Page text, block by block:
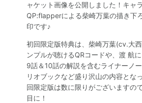
SPECIAL
ャケット画像を公開しました！キャ
QP:flapperによる柴崎万葉の描き下
印です♪
初回限定版特典は、柴崎万葉(cv.大
ンプルが聴けるQRコードや、渡 航
9話＆10話の解説を含むライナーノ
リオブックなど盛り沢山の内容とな
回限定版は数に限りがございますの
目に！